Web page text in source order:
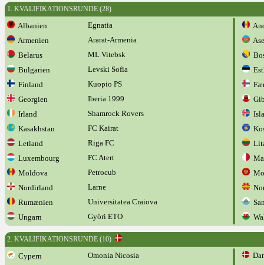
1. KVALIFIKATIONSRUNDE (28)
Albanien Egnatia
Armenien
Ararat-Armenia
Belarus
ML Vitebsk
Bulgarien
Levski Sofia
Finland
Kuopio PS
Georgien
Iberia 1999
Irland
Shamrock Rovers
Kasakhstan
FC Kairat
Letland
Riga FC
Luxembourg
FC Atert
Moldova
Petrocub
Nordirland
Larne
Rumænien
Universitatea Craiova
Ungarn
Györi ETO
2. KVALIFIKATIONSRUNDE (10)
Cypern Omonia Nicosia